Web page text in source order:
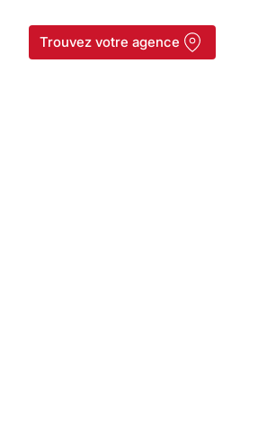
Trouvez votre agence